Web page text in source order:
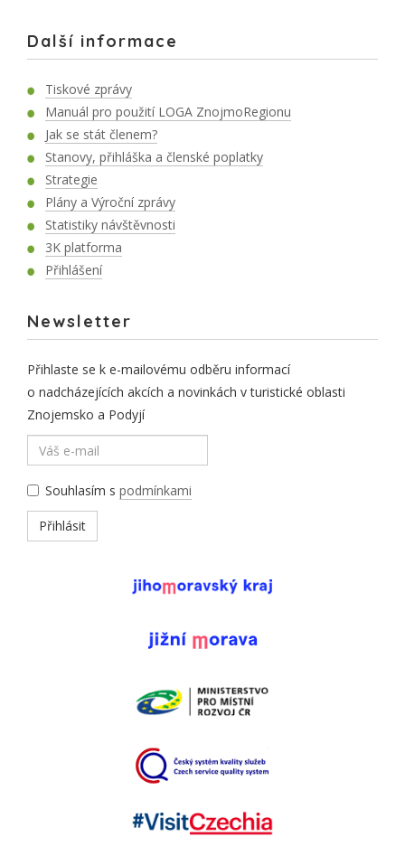
Další informace
Tiskové zprávy
Manuál pro použití LOGA ZnojmoRegionu
Jak se stát členem?
Stanovy, přihláška a členské poplatky
Strategie
Plány a Výroční zprávy
Statistiky návštěvnosti
3K platforma
Přihlášení
Newsletter
Přihlaste se k e-mailovému odběru informací
o nadcházejících akcích a novinkách v turistické oblasti
Znojemsko a Podyjí
Souhlasím s podmínkami
Přihlásit